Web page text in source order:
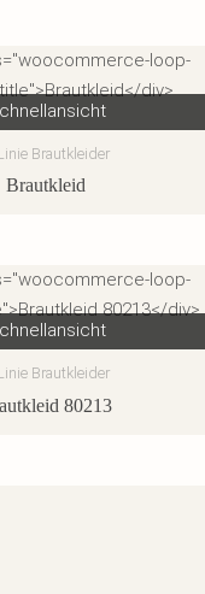
Brautkleider
Brautkleid
Brautkleider
80213